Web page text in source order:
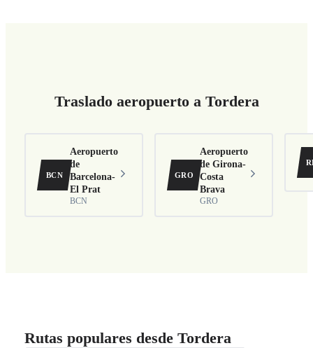
Traslado aeropuerto a Tordera
BCN
Aeropuerto
de
Barcelona-
El Prat
BCN
GRO
Aeropuerto
de Girona-
Costa
Brava
GRO
Rutas populares desde Tordera